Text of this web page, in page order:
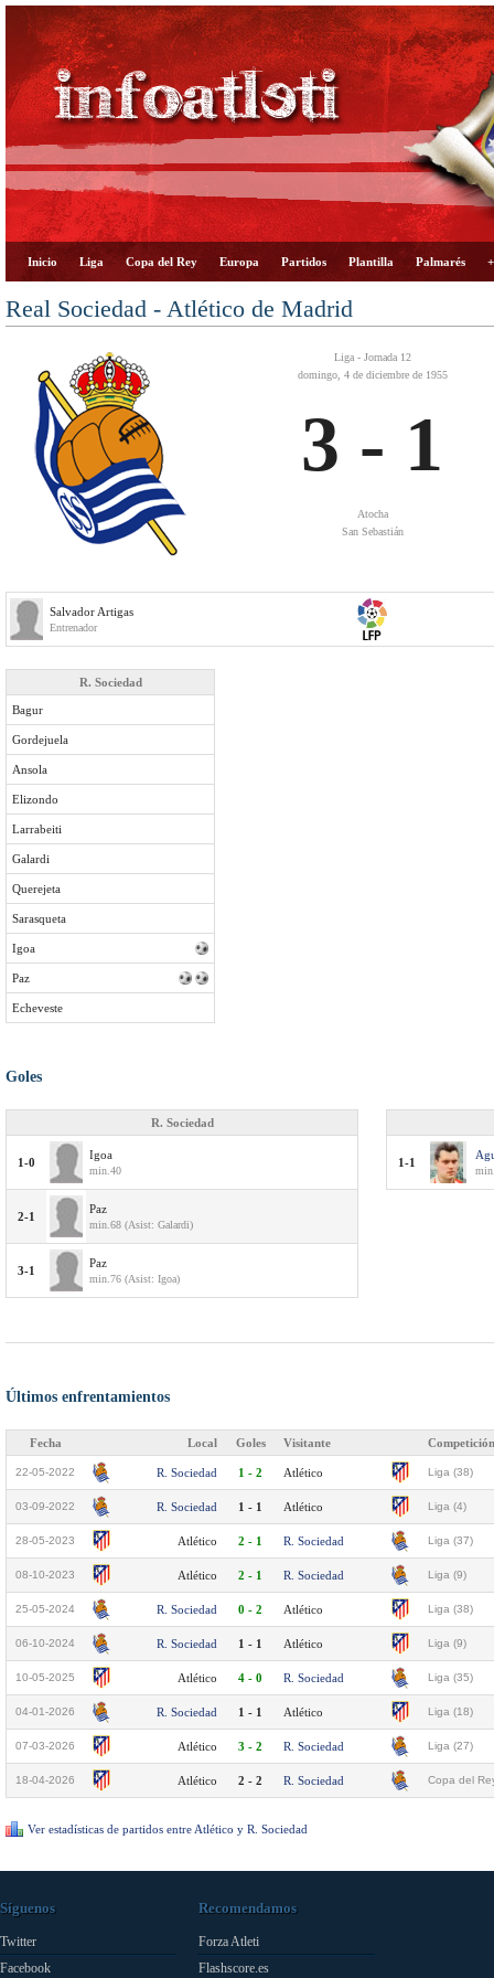
Inicio Liga Copa del Rey Europa Partidos Plantilla Palmarés
Real Sociedad - Atlético de Madrid
Liga - Jornada 12
domingo, 4 de diciembre de 1955
3 - 1
Atocha
San Sebastián
Salvador Artigas
Entrenador
R. Sociedad
Bagur
Gordejuela
Ansola
Elizondo
Larrabeiti
Galardi
Querejeta
Sarasqueta
Igoa
Paz
Echeveste
Goles
R. Sociedad
1-0
Igoa
min.40
2-1
Paz
min.68 (Asist: Galardi)
3-1
Paz
min.76 (Asist: Igoa)
1-1
Últimos enfrentamientos
Fecha Local Goles Visitante Competición
22-05-2022 R. Sociedad 1 - 2 Atlético Liga (38)
03-09-2022 R. Sociedad 1 - 1 Atlético Liga (4)
28-05-2023 Atlético 2 - 1 R. Sociedad Liga (37)
08-10-2023 Atlético 2 - 1 R. Sociedad Liga (9)
25-05-2024 R. Sociedad 0 - 2 Atlético Liga (38)
06-10-2024 R. Sociedad 1 - 1 Atlético Liga (9)
10-05-2025 Atlético 4 - 0 R. Sociedad Liga (35)
04-01-2026 R. Sociedad 1 - 1 Atlético Liga (18)
07-03-2026 Atlético 3 - 2 R. Sociedad Liga (27)
18-04-2026 Atlético 2 - 2 R. Sociedad Copa del
Ver estadísticas de partidos entre Atlético y R. Sociedad
Síguenos
Twitter
Facebook
Recomendamos
Forza Atleti
Flashscore.es